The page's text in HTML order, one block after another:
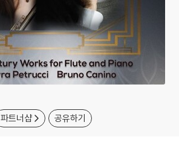
파트너샵 공유하기